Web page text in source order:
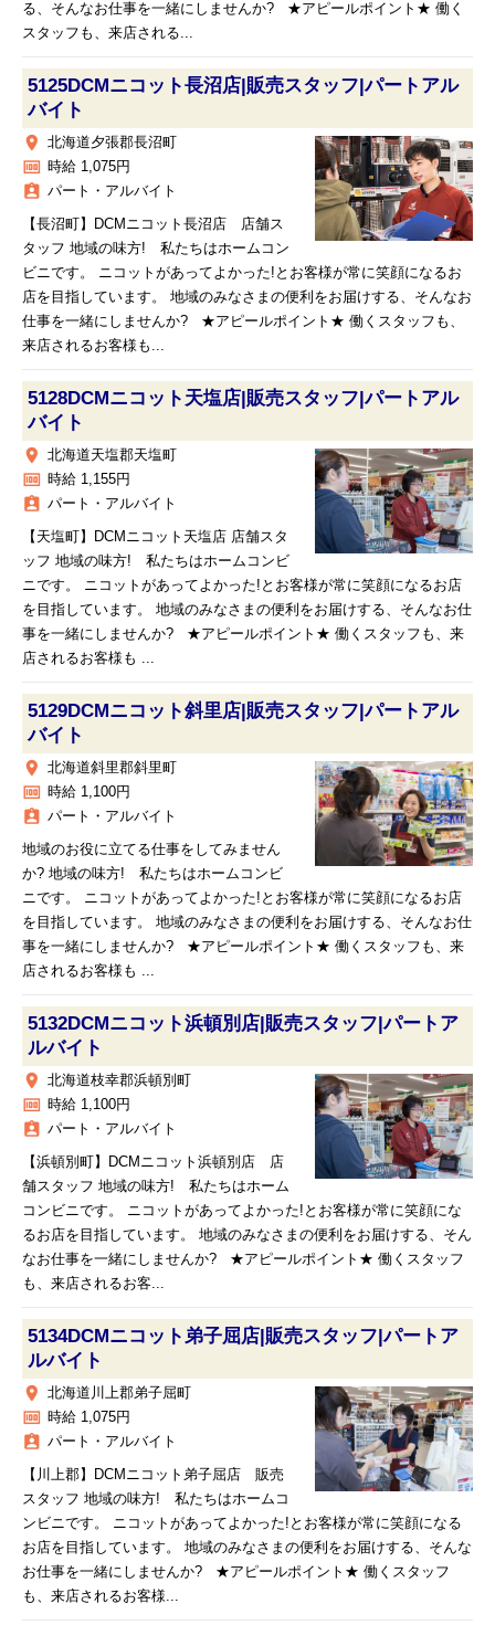
る、そんなお仕事を一緒にしませんか? ★アピールポイント★ 働く
スタッフも、来店される...
5125DCMニコット長沼店|販売スタッフ|パートアル
バイト
place 北海道夕張郡長沼町
money 時給 1,075円
assignment_ind パート・アルバイト
【長沼町】DCMニコット長沼店 店舗ス
タッフ 地域の味方! 私たちはホームコン
ビニです。 ニコットがあってよかった!とお客様が常に笑顔になるお
店を目指しています。 地域のみなさまの便利をお届けする、そんなお
仕事を一緒にしませんか? ★アピールポイント★ 働くスタッフも、
来店されるお客様も...
5128DCMニコット天塩店|販売スタッフ|パートアル
バイト
place 北海道天塩郡天塩町
money 時給 1,155円
assignment_ind パート・アルバイト
【天塩町】DCMニコット天塩店 店舗スタ
ッフ 地域の味方! 私たちはホームコンビ
ニです。 ニコットがあってよかった!とお客様が常に笑顔になるお店
を目指しています。 地域のみなさまの便利をお届けする、そんなお仕
事を一緒にしませんか? ★アピールポイント★ 働くスタッフも、来
店されるお客様も ...
5129DCMニコット斜里店|販売スタッフ|パートアル
バイト
place 北海道斜里郡斜里町
money 時給 1,100円
assignment_ind パート・アルバイト
地域のお役に立てる仕事をしてみません
か? 地域の味方! 私たちはホームコンビ
ニです。 ニコットがあってよかった!とお客様が常に笑顔になるお店
を目指しています。 地域のみなさまの便利をお届けする、そんなお仕
事を一緒にしませんか? ★アピールポイント★ 働くスタッフも、来
店されるお客様も ...
5132DCMニコット浜頓別店|販売スタッフ|パートア
ルバイト
place 北海道枝幸郡浜頓別町
money 時給 1,100円
assignment_ind パート・アルバイト
【浜頓別町】DCMニコット浜頓別店 店
舗スタッフ 地域の味方! 私たちはホーム
コンビニです。 ニコットがあってよかった!とお客様が常に笑顔にな
るお店を目指しています。 地域のみなさまの便利をお届けする、そん
なお仕事を一緒にしませんか? ★アピールポイント★ 働くスタッフ
も、来店されるお客...
5134DCMニコット弟子屈店|販売スタッフ|パートア
ルバイト
place 北海道川上郡弟子屈町
money 時給 1,075円
assignment_ind パート・アルバイト
【川上郡】DCMニコット弟子屈店 販売
スタッフ 地域の味方! 私たちはホームコ
ンビニです。 ニコットがあってよかった!とお客様が常に笑顔になる
お店を目指しています。 地域のみなさまの便利をお届けする、そんな
お仕事を一緒にしませんか? ★アピールポイント★ 働くスタッフ
も、来店されるお客様...